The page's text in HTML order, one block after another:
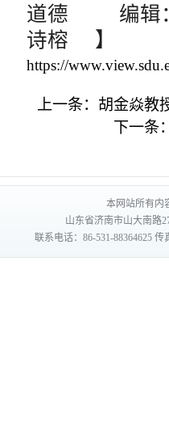
道德 编辑：
诗榕 】
https://
上一条： 胡金焱教
下一条
本网站所有内
山东省济南市山大南路
联系电话：86-531-88364625 传